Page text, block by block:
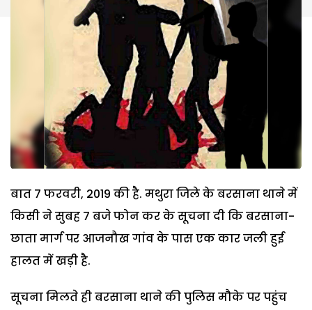
बात 7 फरवरी, 2019 की है. मथुरा जिले के बरसाना थाने में
किसी ने सुबह 7 बजे फोन कर के सूचना दी कि बरसाना-
छाता मार्ग पर आजनौख गांव के पास एक कार जली हुई
हालत में खड़ी है.
सूचना मिलते ही बरसाना थाने की पुलिस मौके पर पहुंच